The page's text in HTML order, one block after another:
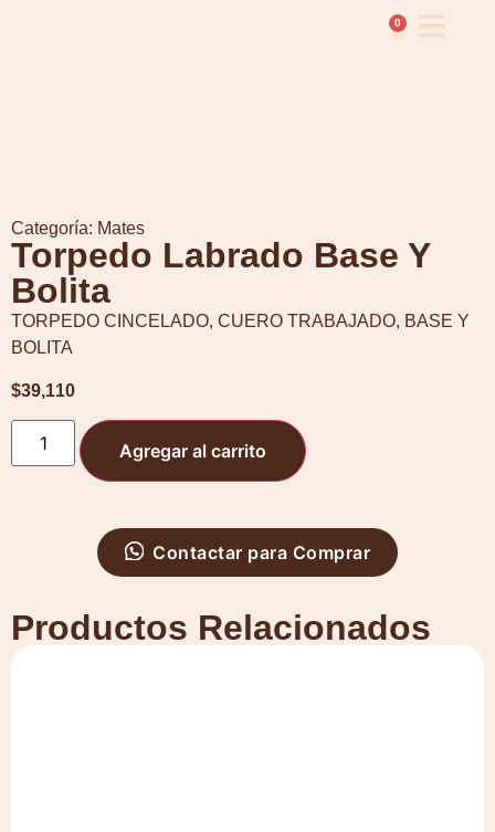
0
Categoría: Mates
Torpedo Labrado Base Y
Bolita
TORPEDO CINCELADO, CUERO TRABAJADO, BASE Y
BOLITA
$39,110
Agregar al carrito
Contactar para Comprar
Productos Relacionados